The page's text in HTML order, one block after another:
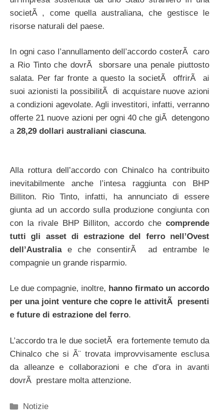
societÃ , come quella australiana, che gestisce le
risorse naturali del paese.
In ogni caso l’annullamento dell’accordo costerÃ caro
a Rio Tinto che dovrÃ sborsare una penale piuttosto
salata. Per far fronte a questo la societÃ offrirÃ ai
suoi azionisti la possibilitÃ di acquistare nuove azioni
a condizioni agevolate. Agli investitori, infatti, verranno
offerte 21 nuove azioni per ogni 40 che giÃ detengono
a 28,29 dollari australiani ciascuna.
Alla rottura dell’accordo con Chinalco ha contribuito
inevitabilmente anche l’intesa raggiunta con BHP
Billiton. Rio Tinto, infatti, ha annunciato di essere
giunta ad un accordo sulla produzione congiunta con
con la rivale BHP Billiton, accordo che comprende
tutti gli asset di estrazione del ferro nell’Ovest
dell’Australiae che consentirÃ ad entrambe le
compagnie un grande risparmio.
Le due compagnie, inoltre, hanno firmato un accordo
per una joint venture che copre le attivitÃ presenti
e future di estrazione del ferro.
L’accordo tra le due societÃ era fortemente temuto da
Chinalco che si Ã¨ trovata improvvisamente esclusa
da alleanze e collaborazioni e che d’ora in avanti
dovrÃ prestare molta attenzione.
Categorie
Notizie